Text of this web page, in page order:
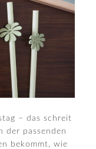
– das schreit
der passenden
bekommt, wie